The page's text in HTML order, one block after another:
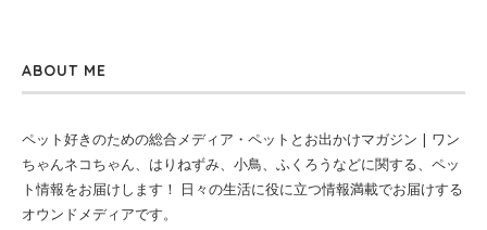
ABOUT ME
ペット好きのための総合メディア・ペットとお出かけマガジン | ワン
ちゃんネコちゃん、はりねずみ、小鳥、ふくろうなどに関する、ペッ
ト情報をお届けします！ 日々の生活に役に立つ情報満載でお届けする
オウンドメディアです。